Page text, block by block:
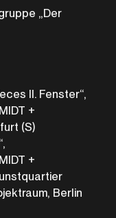
„Der
II. Fenster“,
+
(S)
+
Berlin